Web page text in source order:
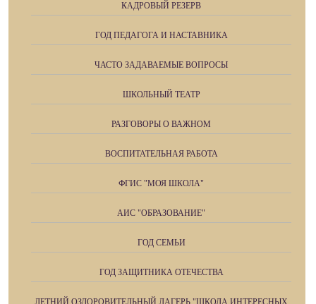
КАДРОВЫЙ РЕЗЕРВ
ГОД ПЕДАГОГА И НАСТАВНИКА
ЧАСТО ЗАДАВАЕМЫЕ ВОПРОСЫ
ШКОЛЬНЫЙ ТЕАТР
РАЗГОВОРЫ О ВАЖНОМ
ВОСПИТАТЕЛЬНАЯ РАБОТА
ФГИС "МОЯ ШКОЛА"
АИС "ОБРАЗОВАНИЕ"
ГОД СЕМЬИ
ГОД ЗАЩИТНИКА ОТЕЧЕСТВА
ЛЕТНИЙ ОЗДОРОВИТЕЛЬНЫЙ ЛАГЕРЬ "ШКОЛА ИНТЕРЕСНЫХ